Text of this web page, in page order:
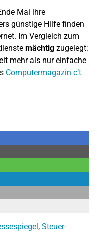
Mai ihre
günstige Hilfe finden
Im Vergleich zum
mächtig zugelegt:
mehr als nur einfache
Computermagazin c’t
, Steuer-